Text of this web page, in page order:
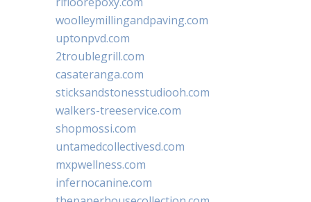
woolleymillingandpaving.com
uptonpvd.com
2troublegrill.com
casateranga.com
sticksandstonesstudiooh.com
walkers-treeservice.com
shopmossi.com
untamedcollectivesd.com
mxpwellness.com
infernocanine.com